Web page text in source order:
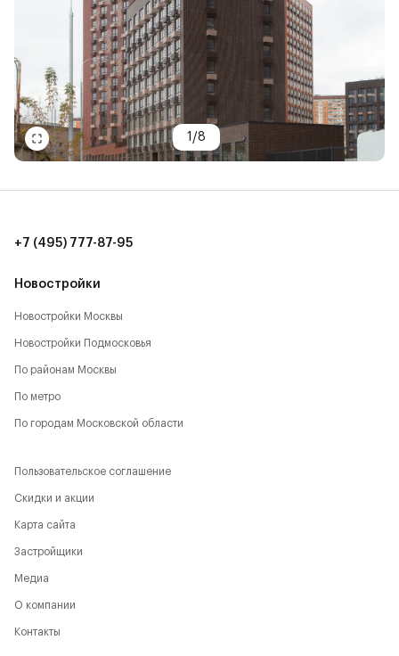
1 /8
Новостройки
Новостройки Москвы
Новостройки Подмосковья
По районам Москвы
По метро
По городам Московской области
+7 (495) 777-87-95
Пользовательское соглашение
Скидки и акции
Карта сайта
Застройщики
Медиа
О компании
Контакты